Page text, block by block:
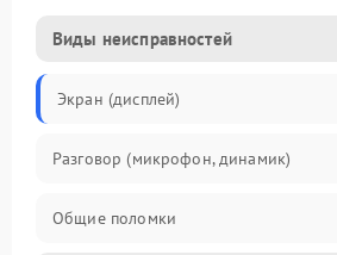
Виды неисправностей
Экран (дисплей)
Разговор (микрофон, динамик)
Общие поломки